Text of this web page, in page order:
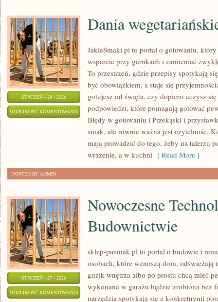
STYCZEŃ - 28 - 2026
MOŻLIWOŚĆ KOMENTOWANIA DANIA
WEGETARIAŃSKIE
WEGAŃSKIE
Dania
JakieSmaki.pl to portal o gotowaniu,
wsparcie przy garnkach i zamieniać
To przestrzeń, gdzie przepisy spotykają
być obowiązkiem, a staje się
gotujesz od święta, czy dopiero uczysz
podpowiedzi, które pomagają gotować
Błędy w gotowaniu i Przekąski i
smak, ale równie ważna jest czytelność.
mają prowadzić do tego, żeby na talerzu
wrażenie, a w kuchni [ Read More ]
POSTED BY ADMIN
STYCZEŃ - 27 - 2026
MOŻLIWOŚĆ KOMENTOWANIA NOWOCZESNE
Nowoczesne
Budownictwie
sklep-pusmak.pl to portal o budowie i
osobach, które wznoszą dom, odświeżają
guzik wnętrza albo po prostu chcą mieć
wykonana w garażu będzie zrobiona bez
narzędzia spotykają się z konkretnymi